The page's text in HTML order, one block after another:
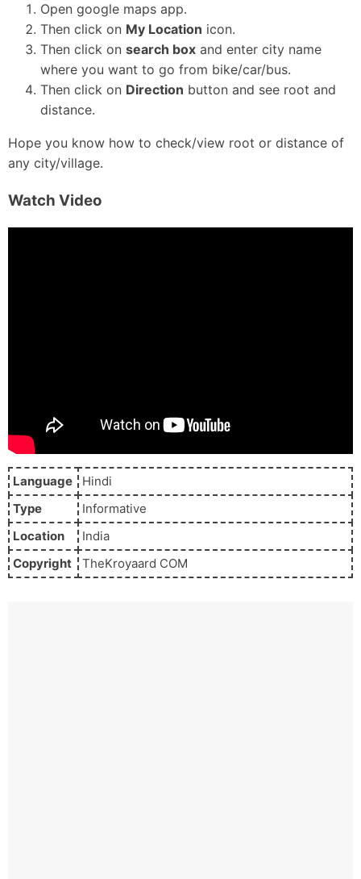
Open google maps app.
Then click on My Location icon.
Then click on search box and enter city name
where you want to go from bike/car/bus.
Then click on Direction button and see root and
distance.
Hope you know how to check/view root or distance of
any city/village.
Watch Video
Language
Hindi
Type
Informative
Location
India
Copyright
TheKroyaard COM